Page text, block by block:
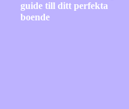
guide till ditt perfekta
boende